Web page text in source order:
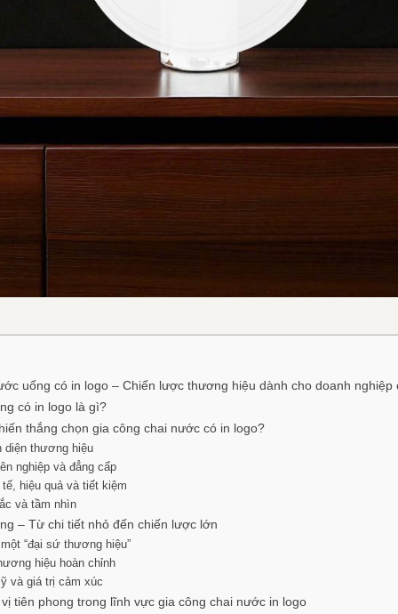
uống có in logo – Chiến lược thương hiệu dành cho doanh nghiệp
có in logo là gì?
thắng chọn gia công chai nước có in logo?
diện thương hiệu
nghiệp và đẳng cấp
hiệu quả và tiết kiệm
và tầm nhìn
– Từ chi tiết nhỏ đến chiến lược lớn
“đại sứ thương hiệu”
hiệu hoàn chỉnh
và giá trị cảm xúc
tiên phong trong lĩnh vực gia công chai nước in logo